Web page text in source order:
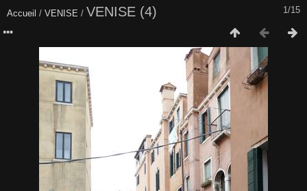
1/15
Accueil / VENISE / VENISE (4)